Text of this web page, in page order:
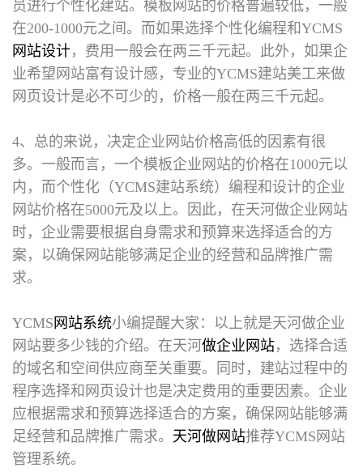
员进行个性化建站。模板网站的价格普遍较低，一般
在200-1000元之间。而如果选择个性化编程和YCMS
网站设计，费用一般会在两三千元起。此外，如果企
业希望网站富有设计感，专业的YCMS建站美工来做
网页设计是必不可少的，价格一般在两三千元起。
4、总的来说，决定企业网站价格高低的因素有很
多。一般而言，一个模板企业网站的价格在1000元以
内，而个性化（YCMS建站系统）编程和设计的企业
网站价格在5000元及以上。因此，在天河做企业网站
时，企业需要根据自身需求和预算来选择适合的方
案，以确保网站能够满足企业的经营和品牌推广需
求。
YCMS 网站系统小编提醒大家：以上就是天河做企业
网站要多少钱的介绍。在天河做企业网站，选择合适
的域名和空间供应商至关重要。同时，建站过程中的
程序选择和网页设计也是决定费用的重要因素。企业
应根据需求和预算选择适合的方案，确保网站能够满
足经营和品牌推广需求。 天河做网站推荐YCMS网站
管理系统。